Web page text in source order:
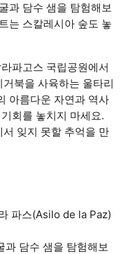
과 담수 샘을 탐험해보
는 스칼레시아 숲도 놓
파고스 국립공원에서
북을 사육하는 울타리
아름다운 자연과 역사
회를 놓치지 마세요.
잊지 못할 추억을 만
파스(Asilo de la Paz)
담수 샘을 탐험해보